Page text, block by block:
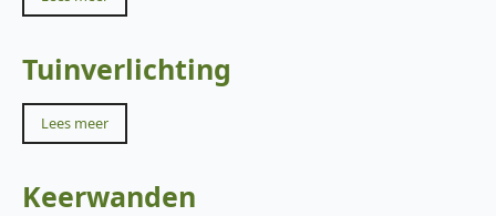
Tuinverlichting
Lees meer
Keerwanden